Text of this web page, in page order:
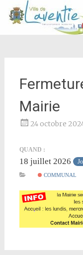
Ville de
Mairie
24 octobre
QUAND :
18 juillet 2026
COMMUNAL